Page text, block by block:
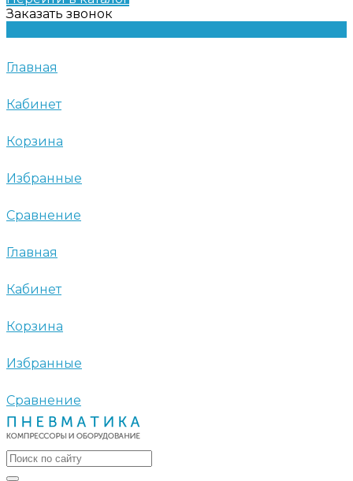
Заказать звонок
Главная
Кабинет
Корзина
Избранные
Сравнение
Главная
Кабинет
Корзина
Избранные
Сравнение